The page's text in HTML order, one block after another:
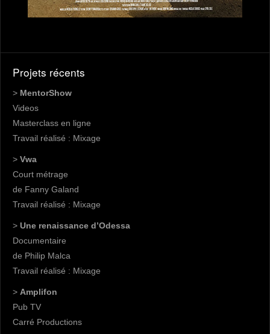
Projets récents
> MentorShow
Videos
Masterclass en ligne
Travail réalisé : Mixage
> Vwa
Court métrage
de Fanny Galand
Travail réalisé : Mixage
> Une renaissance d’Odessa
Documentaire
de Philip Malca
Travail réalisé : Mixage
> Amplifon
Pub TV
Carré Productions